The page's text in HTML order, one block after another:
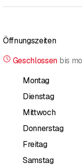
Um unseren hohen
Unsere
Neubauten
Tapeziererarbeiten
Spritzarbeiten
Öffnungszeiten
Geschlossen bis
Montag
Dienstag
Mittwoch
Donnerstag
Freitag
Samstag